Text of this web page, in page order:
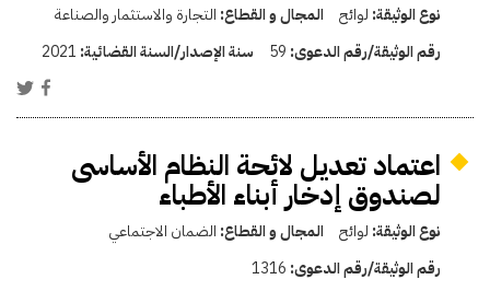
نوع الوثيقة: لوائح المجال و القطاع: التجارة والاستثمار والصناعة
رقم الوثيقة/رقم الدعوى: 59 سنة الإصدار/السنة القضائية: 2021
اعتماد تعديل لائحة النظام الأساسى
لصندوق إدخار أبناء الأطباء
نوع الوثيقة: لوائح المجال و القطاع: الضمان الاجتماعي
رقم الوثيقة/رقم الدعوى: 1316